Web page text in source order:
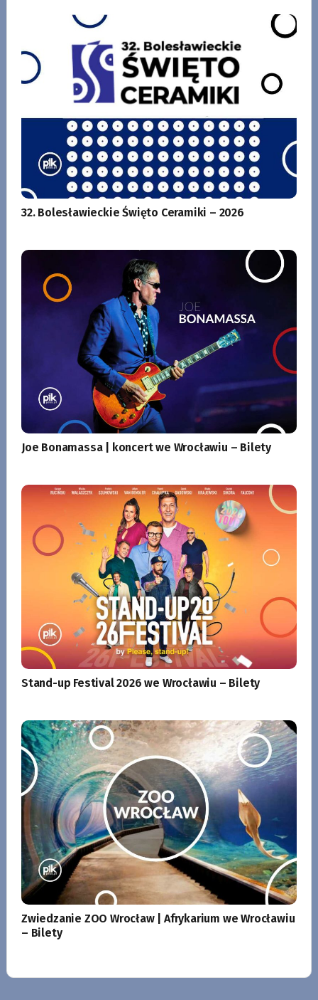
32. Bolesławieckie Święto Ceramiki – 2026
Joe Bonamassa | koncert we Wrocławiu – Bilety
Stand-up Festival 2026 we Wrocławiu – Bilety
Zwiedzanie ZOO Wrocław | Afrykarium we Wrocławiu
– Bilety